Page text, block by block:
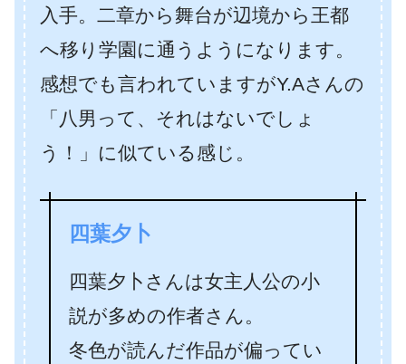
入手。二章から舞台が辺境から王都
へ移り学園に通うようになります。
感想でも言われていますがY.Aさんの
「八男って、それはないでしょ
う！」に似ている感じ。
四葉夕卜
四葉夕卜さんは女主人公の小
説が多めの作者さん。
冬色が読んだ作品が偏ってい